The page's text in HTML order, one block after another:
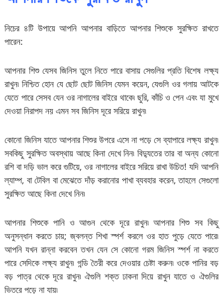
নিচের ৪টি উপায়ে আপনি আপনার বাড়িতে আপনার শিশুকে সুরক্ষিত রাখতে
পারেন:
আপনার শিশু যেসব জিনিস তুলে নিতে পারে বাসায় সেগুলির প্রতি বিশেষ লক্ষ্য
রাখুন৷ নিশ্চিত হোন যে ছোট ছোট জিনিস যেমন কয়েন, যেগুলি ওর গলায় আটকে
যেতে পারে সেসব যেন ওর নাগালের বাইরে থাকে৷ ছুরি, কাঁচি ও পেন এবং যা মুখে
দেওয়া নিরাপদ নয় এমন সব জিনিস দূরে সরিয়ে রাখুন৷
কোনো জিনিস যাতে আপনার শিশুর উপরে এসে না পড়ে সে ব্যাপারে লক্ষ্য রাখুন৷
সবকিছু সুরক্ষিত অবস্থায় আছে কিনা দেখে নিন৷ বিদ্যুতের তার বা অন্য কোনো
রশি বা দড়ি ভাল করে গুটিয়ে, ওর নাগালের বাইরে সরিয়ে রাখা উচিত! যদি আপনি
ল্যাম্প, বা টেবিল বা মেঝেতে দাঁড় করানোর পাখা ব্যবহার করেন, তাহলে সেগুলো
সুরক্ষিত আছে কিনা দেখে নিন৷
আপনার শিশুকে পানি ও আগুন থেকে দূরে রাখুন৷ আপনার শিশু সব কিছু
অনুসন্ধান করতে চায়; জ্বলন্ত শিখা স্পর্শ করলে ওর হাত পুড়ে যেতে পারে৷
আপনি যখন রান্না করবেন তখন যেন সে কোনো গরম জিনিস স্পর্শ না করতে
পারে সেদিকে লক্ষ্য রাখুন৷ গন্ডি তৈরী করে দেওয়ার চেষ্টা করুন৷ ওকে পানির বড়
বড় পাত্র থেকে দূরে রাখুন৷ ঐগুলি শক্ত ঢাকনা দিয়ে রাখুন যাতে ও ঐগুলির
ভিতরে পড়ে না যায়৷